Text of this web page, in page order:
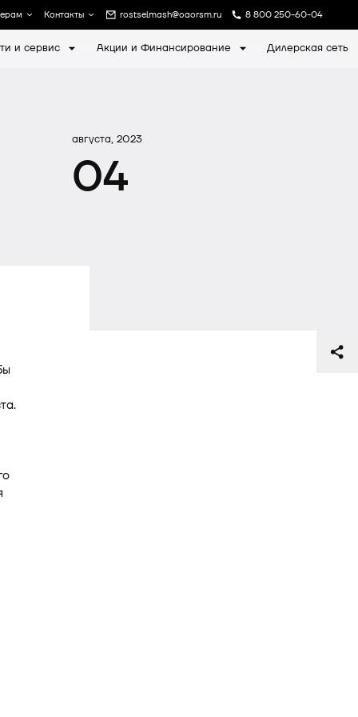
Контакты rostselmash@oaorsm.ru 8 800 250-60-04
и сервис Акции и Финансирование Дилерская сеть
августа, 2023
04